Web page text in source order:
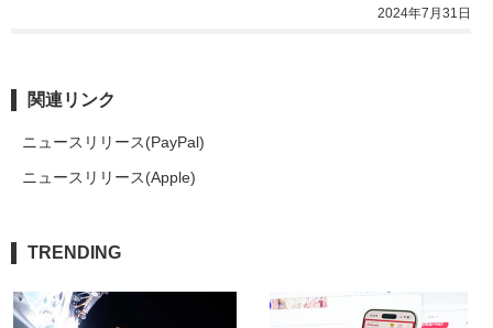
2024年7月31日
関連リンク
ニュースリリース(PayPal)
ニュースリリース(Apple)
TRENDING